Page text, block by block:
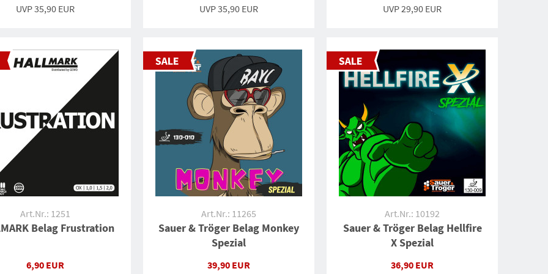
UVP35,90 EUR UVP35,90 EUR UVP29,90 EUR
Art.Nr.: 1251
Belag Frustration
6,90 EUR
Art.Nr.: 11265
Sauer & Tröger Belag Monkey
Spezial
39,90 EUR
Art.Nr.: 10192
Sauer & Tröger Belag Hellfire
X Spezial
36,90 EUR